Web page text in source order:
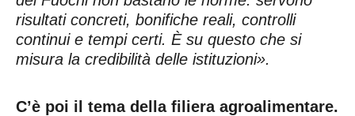
risultati concreti, bonifiche reali, controlli
continui e tempi certi. È su questo che si
misura la credibilità delle istituzioni».
C’è poi il tema della filiera agroalimentare.